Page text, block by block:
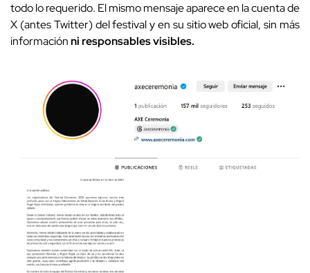
todo lo requerido. El mismo mensaje aparece en la cuenta de
X (antes Twitter) del festival y en su sitio web oficial, sin más
informaciónni responsables visibles.